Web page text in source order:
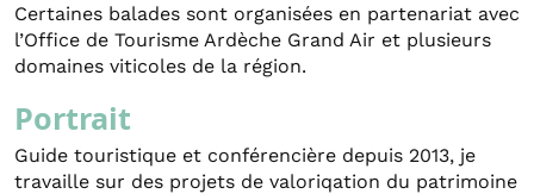
Certaines balades sont organisées en partenariat avec
l’Office de Tourisme Ardèche Grand Air et plusieurs
domaines viticoles de la région.
Portrait
Guide touristique et conférencière depuis 2013, je
travaille sur des projets de valoriqation du patrimoine